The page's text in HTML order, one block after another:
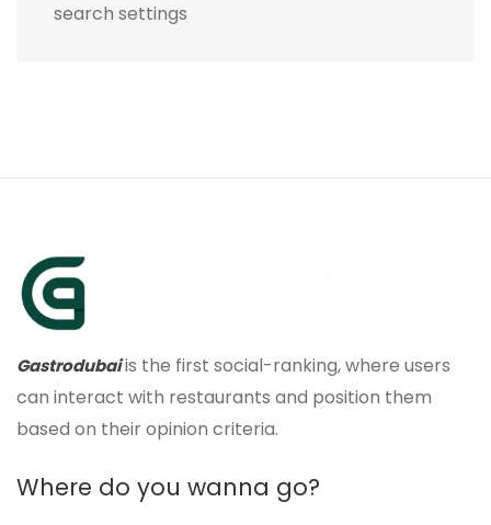
search settings
Gastrodubaiis the first social-ranking, where users
can interact with restaurants and position them
based on their opinion criteria.
Where do you wanna go?